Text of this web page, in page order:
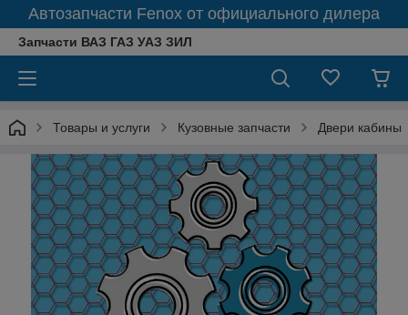
Автозапчасти Fenox от официального дилера
Запчасти ВАЗ ГАЗ УАЗ ЗИЛ
Товары и услуги Кузовные запчасти Двери кабины